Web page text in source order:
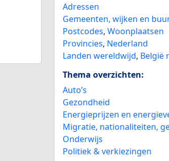
Adressen
Gemeenten, wijken en
Postcodes,Woonplaatsen
Provincies, Nederland
Landen wereldwijd, België
Thema overzichten:
Auto’s
Gezondheid
Energieprijzen en
Migratie, nationaliteiten,
Onderwijs
Politiek & verkiezingen